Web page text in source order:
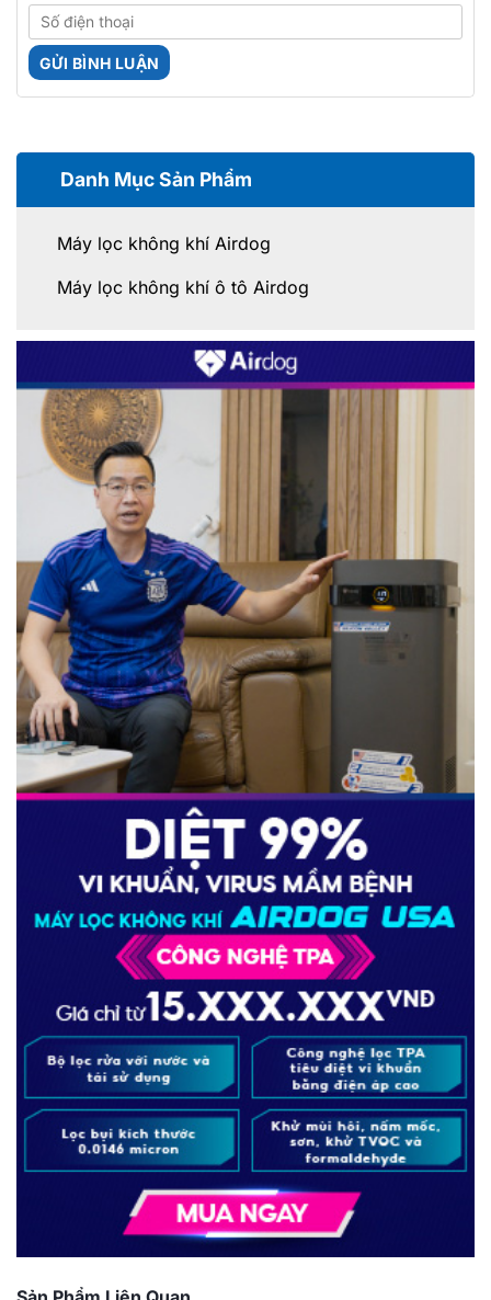
Danh Mục Sản Phẩm
Máy lọc không khí Airdog
Máy lọc không khí ô tô Airdog